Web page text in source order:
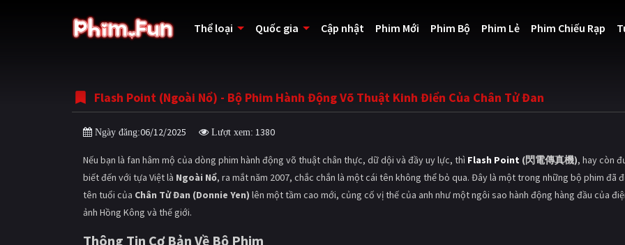
Thể loại Quốc gia Cập nhật Phim Mới Phim Bộ Phim Lẻ Phim Chiếu Rạp
Flash Point (Ngoài Nổ) - Bộ Phim Hành Động Võ Thuật Kinh Điển Của Chân Tử Đan
Ngày đăng:06/12/2025 Lượt xem: 1380
Nếu bạn là fan hâm mộ của dòng phim hành động võ thuật chân thực, dữ dội và đầy uy lực, thì Flash Point (閃電傳真機), hay còn
biết đến với tựa Việt là Ngoài Nổ, ra mắt năm 2007, chắc chắn là một cái tên không thể bỏ qua. Đây là một trong những bộ phim đã
tên tuổi của Chân Tử Đan (Donnie Yen) lên một tầm cao mới, củng cố vị thế của anh như một ngôi sao hành động hàng đầu của
ảnh Hồng Kông và thế giới.
Thông Tin Cơ Bản Về Bộ Phim